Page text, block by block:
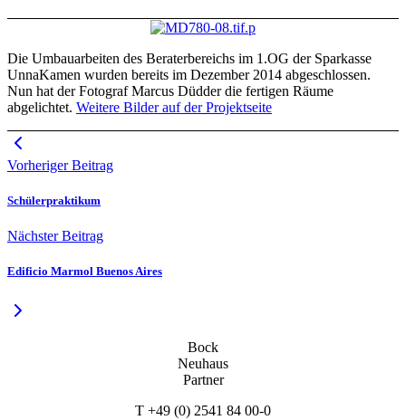
Die Umbauarbeiten des Beraterbereichs im 1.OG der Sparkasse
UnnaKamen wurden bereits im Dezember 2014 abgeschlossen.
Nun hat der Fotograf Marcus Düdder die fertigen Räume
abgelichtet. Weitere Bilder auf der Projektseite
Vorheriger Beitrag
Schülerpraktikum
Nächster Beitrag
Edificio Marmol Buenos Aires
Bock
Neuhaus
Partner
T +49 (0) 2541 84 00-0